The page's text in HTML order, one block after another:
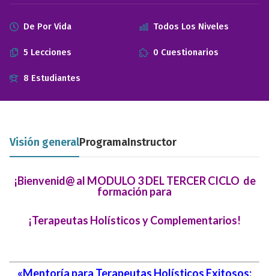
De Por Vida Todos Los Niveles
5 Lecciones 0 Cuestionarios
8 Estudiantes
Visión generalProgramaInstructor
¡Bienvenid@ al MODULO 3 DEL TERCER CICLO de
formación para
¡Terapeutas Holísticos y Complementarios!
«Mentoría para Terapeutas Holísticos Exitosos: